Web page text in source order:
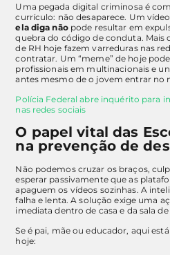
Uma pegada digital criminosa é
currículo: não desaparece. Um
ela diga nãopode resultar em
quebra do código de conduta. Mais
de RH hoje fazem varreduras nas
contratar. Um “meme” de hoje
profissionais em multinacionais e
antes mesmo de o jovem entrar no
Polícia Federal abre inquérito para
nas redes sociais
O papel vital das
na prevenção de
Não podemos cruzar os braços,
esperar passivamente que as
apaguem os vídeos sozinhas. A
falha e lenta. A solução exige uma
imediata dentro de casa e da sala de
Se é pai, mãe ou educador, aqui
hoje: